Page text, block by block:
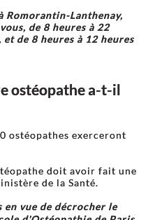
Romorantin-Lanthenay,
de 8 heures à 22
de 8 heures à 12 heures
ostéopathe a-t-il
ostéopathes exerceront
doit avoir fait une
de la Santé.
en vue de décrocher le